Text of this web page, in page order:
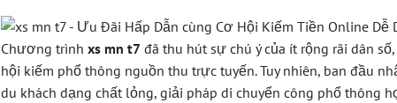
Chương trình xs mn t7 đã thu hút sự chú ý của ít rộng rãi dân
hội kiếm phổ thông nguồn thu trực tuyến. Tuy nhiên, ban đầu
du khách dạng chất lỏng, giải pháp di chuyển công phổ thông